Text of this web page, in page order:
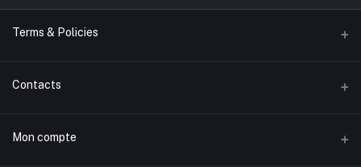
Terms & Policies
Buyer Protection
Product Listing Policy
Contacts
Adresse
Mon compte